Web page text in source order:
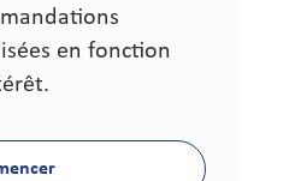
en fonction